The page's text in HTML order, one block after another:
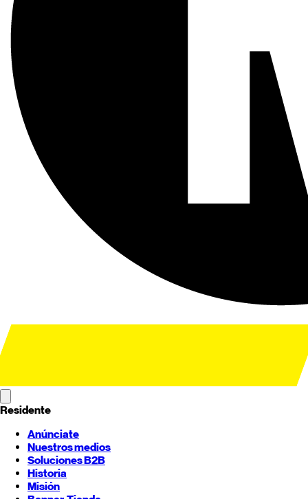
Residente
Anúnciate
Nuestros medios
Soluciones B2B
Historia
Misión